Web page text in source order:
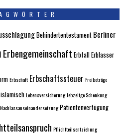
Behindertentestament Berliner
Erbengemeinschaft ErbfallErblasser
Erbschaft Erbschaftssteuer Freibeträge
islamischLebensversicherunglebzeitge Schenkung
NachlassauseinandersetzungPatientenverfügung
Pflichtteilsentziehung